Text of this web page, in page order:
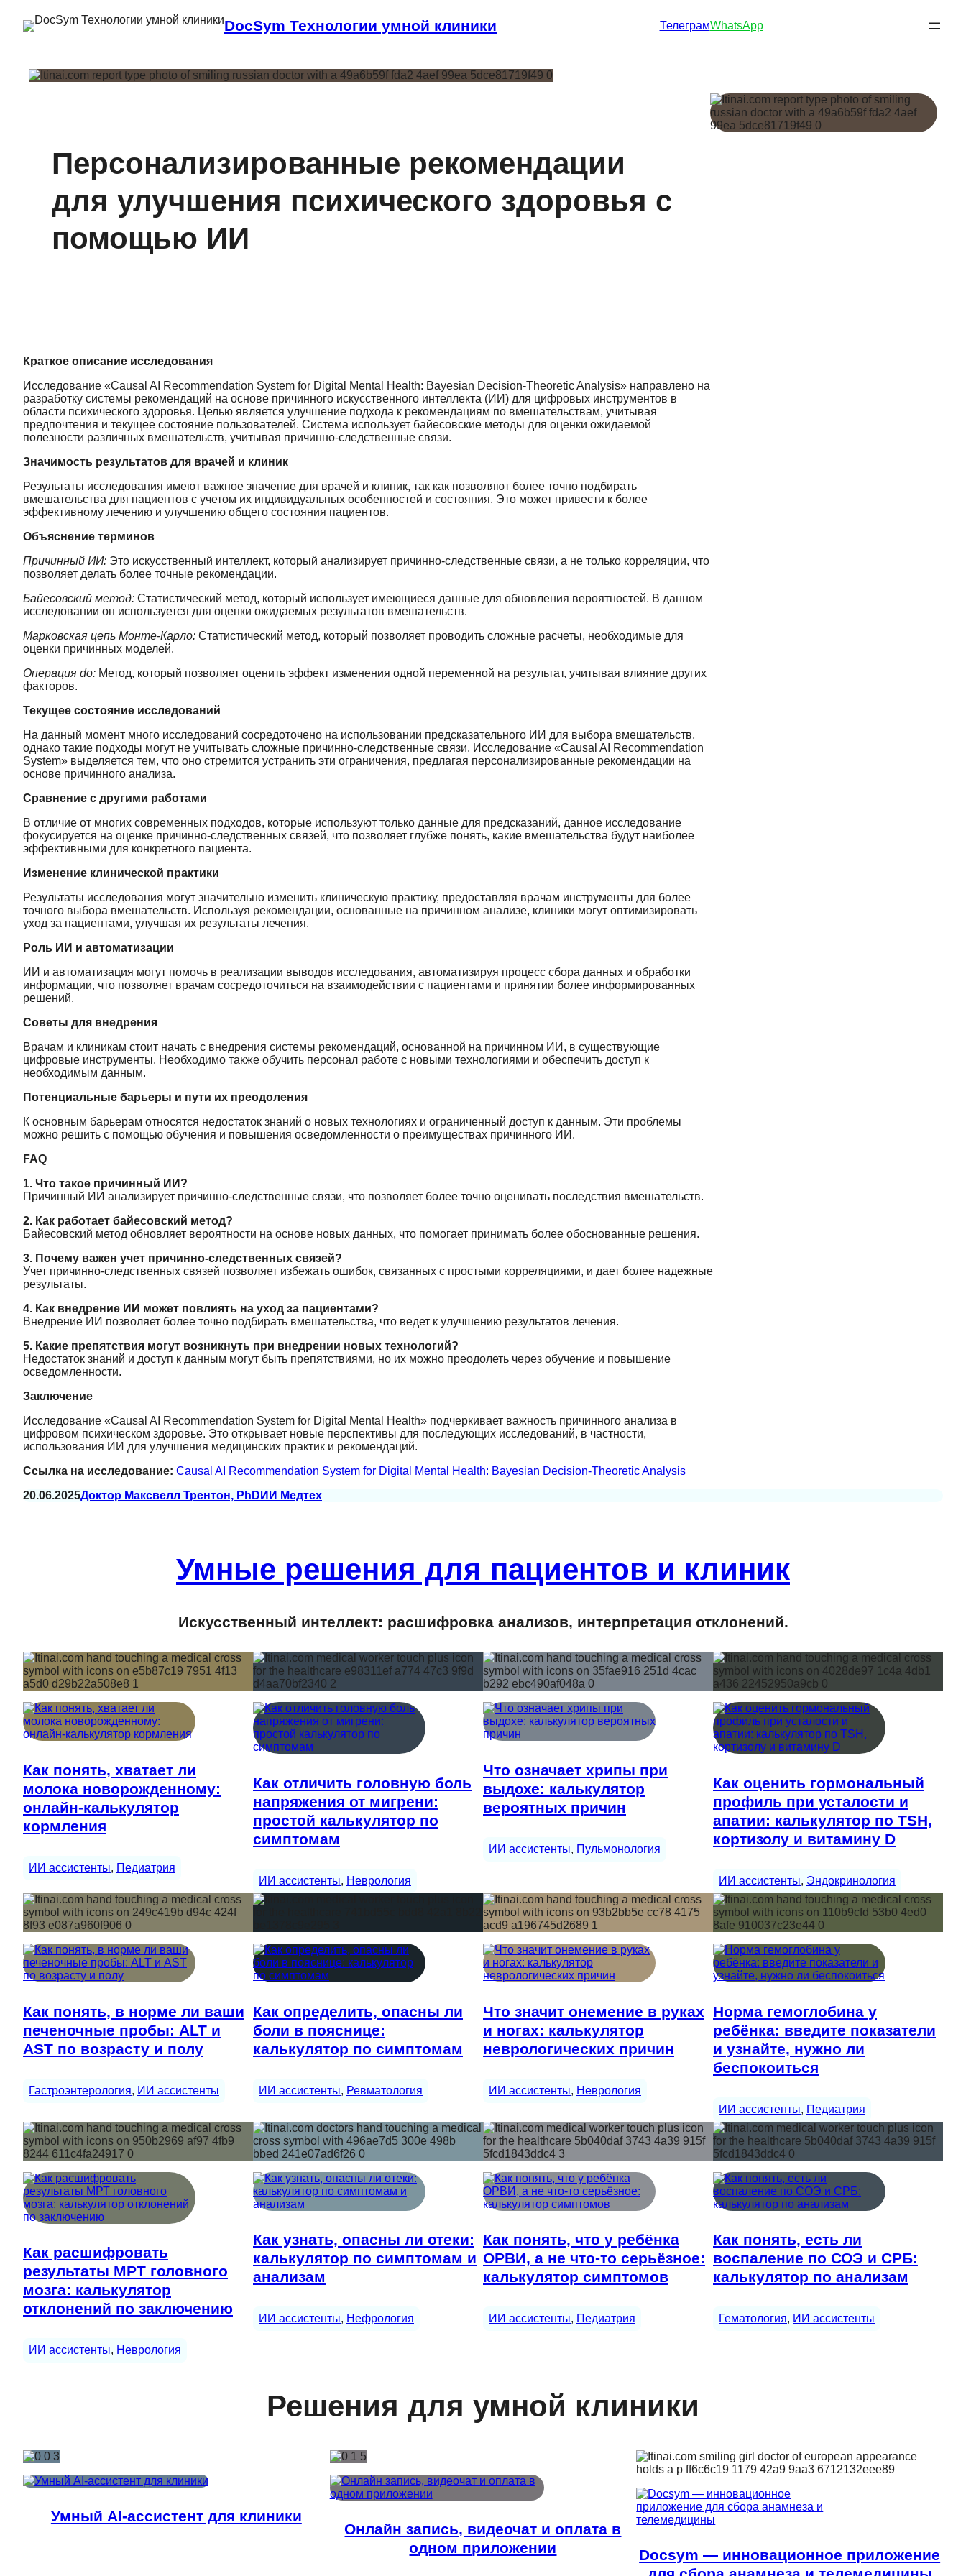
DocSym Технологии умной клиники ТелеграмWhatsApp
Персонализированные рекомендации
для улучшения психического здоровья с
помощью ИИ
Краткое описание исследования
Исследование «Causal AI Recommendation System for Digital Mental Health: Bayesian Decision-Theoretic Analysis» направлено на
разработку системы рекомендаций на основе причинного искусственного интеллекта (ИИ) для цифровых инструментов в
области психического здоровья. Целью является улучшение подхода к рекомендациям по вмешательствам, учитывая
предпочтения и текущее состояние пользователей. Система использует байесовские методы для оценки ожидаемой
полезности различных вмешательств, учитывая причинно-следственные связи.
Значимость результатов для врачей и клиник
Результаты исследования имеют важное значение для врачей и клиник, так как позволяют более точно подбирать
вмешательства для пациентов с учетом их индивидуальных особенностей и состояния. Это может привести к более
эффективному лечению и улучшению общего состояния пациентов.
Объяснение терминов
Причинный ИИ: Это искусственный интеллект, который анализирует причинно-следственные связи, а не только корреляции, что
позволяет делать более точные рекомендации.
Байесовский метод: Статистический метод, который использует имеющиеся данные для обновления вероятностей. В данном
исследовании он используется для оценки ожидаемых результатов вмешательств.
Марковская цепь Монте-Карло: Статистический метод, который позволяет проводить сложные расчеты, необходимые для
оценки причинных моделей.
Операция do: Метод, который позволяет оценить эффект изменения одной переменной на результат, учитывая влияние других
факторов.
Текущее состояние исследований
На данный момент много исследований сосредоточено на использовании предсказательного ИИ для выбора вмешательств,
однако такие подходы могут не учитывать сложные причинно-следственные связи. Исследование «Causal AI Recommendation
System» выделяется тем, что оно стремится устранить эти ограничения, предлагая персонализированные рекомендации на
основе причинного анализа.
Сравнение с другими работами
В отличие от многих современных подходов, которые используют только данные для предсказаний, данное исследование
фокусируется на оценке причинно-следственных связей, что позволяет глубже понять, какие вмешательства будут наиболее
эффективными для конкретного пациента.
Изменение клинической практики
Результаты исследования могут значительно изменить клиническую практику, предоставляя врачам инструменты для более
точного выбора вмешательств. Используя рекомендации, основанные на причинном анализе, клиники могут оптимизировать
уход за пациентами, улучшая их результаты лечения.
Роль ИИ и автоматизации
ИИ и автоматизация могут помочь в реализации выводов исследования, автоматизируя процесс сбора данных и обработки
информации, что позволяет врачам сосредоточиться на взаимодействии с пациентами и принятии более информированных
решений.
Советы для внедрения
Врачам и клиникам стоит начать с внедрения системы рекомендаций, основанной на причинном ИИ, в существующие
цифровые инструменты. Необходимо также обучить персонал работе с новыми технологиями и обеспечить доступ к
необходимым данным.
Потенциальные барьеры и пути их преодоления
К основным барьерам относятся недостаток знаний о новых технологиях и ограниченный доступ к данным. Эти проблемы
можно решить с помощью обучения и повышения осведомленности о преимуществах причинного ИИ.
FAQ
1. Что такое причинный ИИ?
Причинный ИИ анализирует причинно-следственные связи, что позволяет более точно оценивать последствия вмешательств.
2. Как работает байесовский метод?
Байесовский метод обновляет вероятности на основе новых данных, что помогает принимать более обоснованные решения.
3. Почему важен учет причинно-следственных связей?
Учет причинно-следственных связей позволяет избежать ошибок, связанных с простыми корреляциями, и дает более надежные
результаты.
4. Как внедрение ИИ может повлиять на уход за пациентами?
Внедрение ИИ позволяет более точно подбирать вмешательства, что ведет к улучшению результатов лечения.
5. Какие препятствия могут возникнуть при внедрении новых технологий?
Недостаток знаний и доступ к данным могут быть препятствиями, но их можно преодолеть через обучение и повышение
осведомленности.
Заключение
Исследование «Causal AI Recommendation System for Digital Mental Health» подчеркивает важность причинного анализа в
цифровом психическом здоровье. Это открывает новые перспективы для последующих исследований, в частности,
использования ИИ для улучшения медицинских практик и рекомендаций.
Ссылка на исследование: Causal AI Recommendation System for Digital Mental Health: Bayesian Decision-Theoretic Analysis
20.06.2025Доктор Максвелл Трентон, PhD ИИ Медтех
Умные решения для пациентов и клиник
Искусственный интеллект: расшифровка анализов, интерпретация отклонений.
Как понять, хватает ли
молока новорожденному:
онлайн-калькулятор
кормления
ИИ ассистенты, Педиатрия
Как отличить головную боль
напряжения от мигрени:
простой калькулятор по
симптомам
ИИ ассистенты, Неврология
Что означает хрипы при
выдохе: калькулятор
вероятных причин
ИИ ассистенты, Пульмонология
Как оценить гормональный
профиль при усталости и
апатии: калькулятор по TSH,
кортизолу и витамину D
ИИ ассистенты, Эндокринология
Как понять, в норме ли ваши
печеночные пробы: ALT и
AST по возрасту и полу
Гастроэнтерология, ИИ ассистенты
Как определить, опасны ли
боли в пояснице:
калькулятор по симптомам
ИИ ассистенты, Ревматология
Что значит онемение в руках
и ногах: калькулятор
неврологических причин
ИИ ассистенты, Неврология
Норма гемоглобина у
ребёнка: введите показатели
и узнайте, нужно ли
беспокоиться
ИИ ассистенты, Педиатрия
Как расшифровать
результаты МРТ головного
мозга: калькулятор
отклонений по заключению
ИИ ассистенты, Неврология
Как узнать, опасны ли отеки:
калькулятор по симптомам и
анализам
ИИ ассистенты, Нефрология
Как понять, что у ребёнка
ОРВИ, а не что-то серьёзное:
калькулятор симптомов
ИИ ассистенты, Педиатрия
Как понять, есть ли
воспаление по СОЭ и СРБ:
калькулятор по анализам
Гематология, ИИ ассистенты
Решения для умной клиники
Умный AI-ассистент для клиники
Онлайн запись, видеочат и оплата в
одном приложении
Docsym — инновационное приложение